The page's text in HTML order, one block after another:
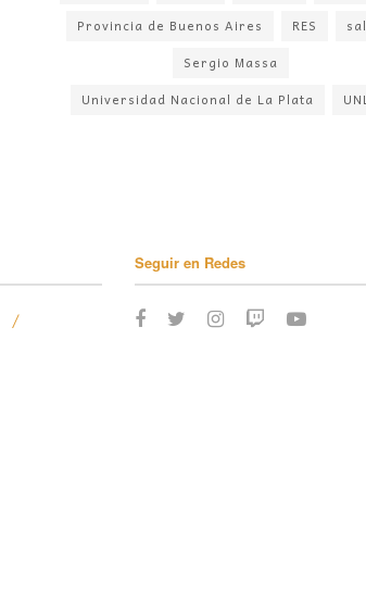
Provincia de Buenos Aires
RES
Sergio Massa
Universidad Nacional de La Plata
Seguir en Redes